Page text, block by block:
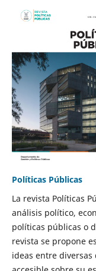
Políticas Públicas
La revista Políticas
análisis político,
políticas públicas o
revista se propone
ideas entre